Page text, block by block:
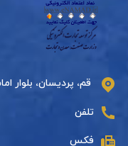
قم، پردیسان، بلوار
تلفن
فکس